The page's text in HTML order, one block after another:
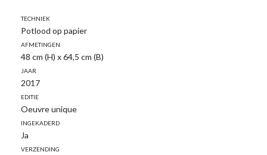
Techniek
Potlood op papier
Afmetingen
48 cm (H) x 64,5 cm (B)
Jaar
2017
Editie
Oeuvre unique
Ingekaderd
Ja
Verzending